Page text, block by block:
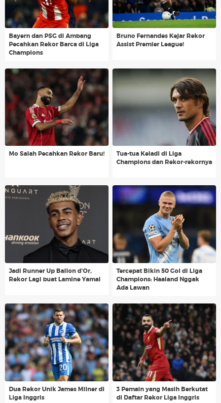
Bayern dan PSG di Ambang
Pecahkan Rekor Barca di Liga
Champions
Bruno Fernandes Kejar Rekor
Assist Premier League!
Mo Salah Pecahkan Rekor Baru!
Tua-tua Keladi di Liga
Champions dan Rekor-rekornya
Jadi Runner Up Ballon d'Or,
Rekor Lagi buat Lamine Yamal
Tercepat Bikin 50 Gol di Liga
Champions: Haaland Nggak
Ada Lawan
Dua Rekor Unik James Milner di
Liga Inggris
3 Pemain yang Masih Berkutat
di Daftar Rekor Liga Inggris